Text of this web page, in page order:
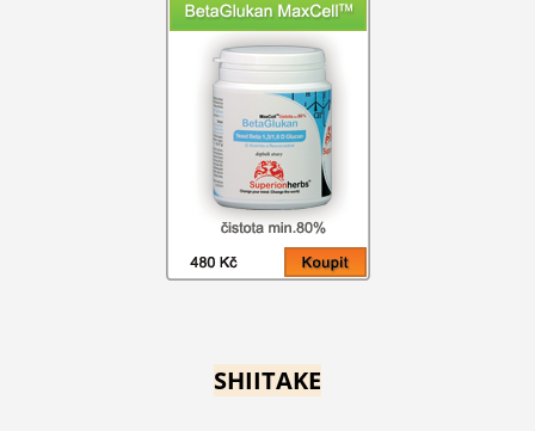
SHIITAKE